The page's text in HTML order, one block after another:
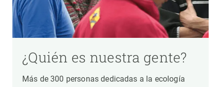
¿Quién es nuestra gente?
Más de 300 personas dedicadas a la ecología